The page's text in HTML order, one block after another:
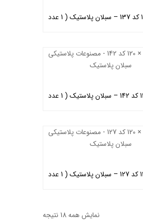
پالت 80 × 120 کد 137 – سبلان پلاستیک ( 1 عدد
پالت 100 × 120 کد 142 – سبلان پلاستیک ( 1 عدد
پالت 100 × 120 کد 127 – سبلان پلاستیک ( 1 عدد
نمایش همه 18 نتیجه